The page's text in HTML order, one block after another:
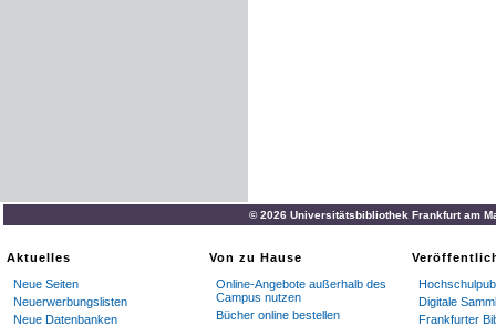
© 2026 Universitätsbibliothek Frankfurt am
Aktuelles
Neue Seiten
Neuerwerbungslisten
Neue Datenbanken
Von zu Hause
Online-Angebote außerhalb des
Campus nutzen
Bücher online bestellen
Digitale
Frankfurter